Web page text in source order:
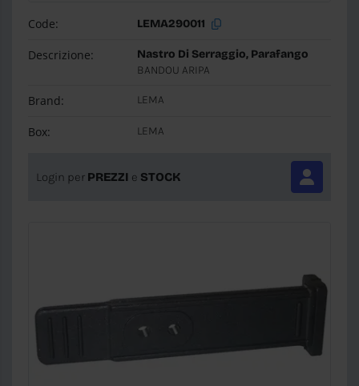
Code: LEMA290011
Descrizione:
Nastro Di Serraggio, Parafango
BANDOU ARIPA
Brand: LEMA
Box: LEMA
Login per PREZZI e STOCK